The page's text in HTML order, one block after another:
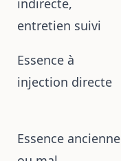
indirecte,
entretien suivi
Essence à
injection directe
Essence ancienne